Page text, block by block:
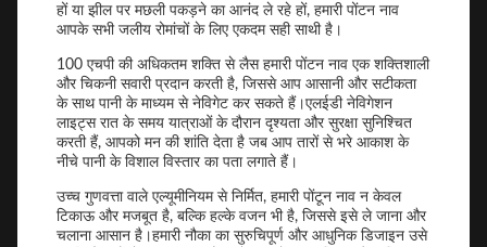
हों या झील पर मछली पकड़ने का आनंद ले रहे हों, हमारी पोंटन नाव
आपके सभी जलीय रोमांचों के लिए एकदम सही साथी है।
100 एचपी की अधिकतम शक्ति से लैस हमारी पोंटन नाव एक शक्तिशाली
और चिकनी सवारी प्रदान करती है, जिससे आप आसानी और सटीकता
के साथ पानी के माध्यम से नेविगेट कर सकते हैं।एलईडी नेविगेशन
लाइट्स रात के समय यात्राओं के दौरान दृश्यता और सुरक्षा सुनिश्चित
करती हैं, आपको मन की शांति देता है जब आप तारों से भरे आकाश के
नीचे पानी के विशाल विस्तार का पता लगाते हैं।
उच्च गुणवत्ता वाले एल्यूमीनियम से निर्मित, हमारी पोंटून नाव न केवल
टिकाऊ और मजबूत है, बल्कि हल्के वजन भी है, जिससे इसे ले जाना और
चलाना आसान है।हमारी नौका का सुरुचिपूर्ण और आधुनिक डिजाइन उसे